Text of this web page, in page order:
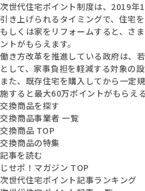
次世代住宅ポイント制度は、2019年
引き上げられるタイミングで、住宅を
もしくは家をリフォームすると、さ
ントがもらえます。
働き方改革を推進している政府は、
として、家事負担を軽減する対象の設
また、既存住宅を購入してから一定
施すると最大60万ポイントがもらえ
交換商品を探す
交換商品事業者 一覧
交換商品 TOP
交換商品の特集
記事を読む
じせポ！マガジン TOP
次世代住宅ポイント記事ランキング